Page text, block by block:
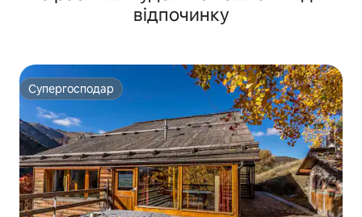
відпочинку
Супергосподар
Супергосподар